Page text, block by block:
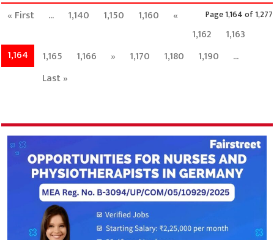
Page 1,164 of 1,277
« First ... 1,140 1,150 1,160
«
1,162
1,163
1,164
1,165 1,166 » 1,170 1,180 1,190
...
Last »